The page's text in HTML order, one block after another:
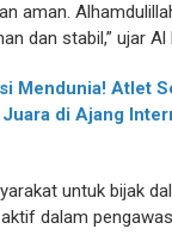
aman.
dan stabil,” ujar Al
Mendunia! Atlet
di Ajang
untuk bijak
dalam